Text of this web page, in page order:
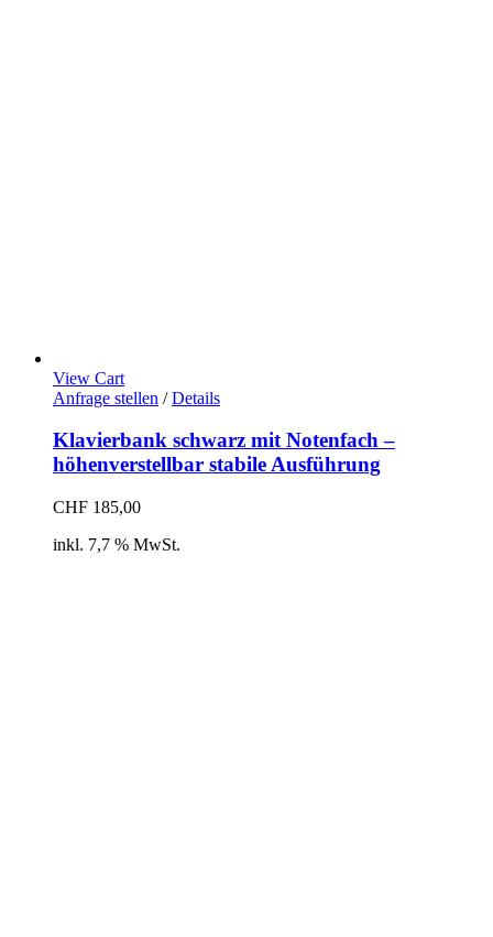
View Cart
Anfrage stellen / Details
Klavierbank schwarz mit Notenfach –
höhenverstellbar stabile Ausführung
CHF 185,00
inkl. 7,7 % MwSt.